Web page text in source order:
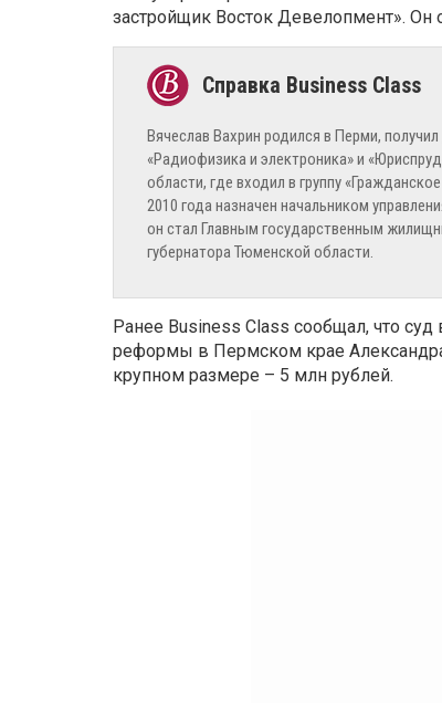
застройщик Восток Девелопмент». Он
Вячеслав Вахрин родился в Перми,
«Радиофизика и электроника» и
области, где входил в группу
2010 года назначен начальником
он стал Главным государственным
губернатора Тюменской области.
Ранее Business Class сообщал, что суд
реформы в Пермском крае
крупном размере – 5 млн рублей.